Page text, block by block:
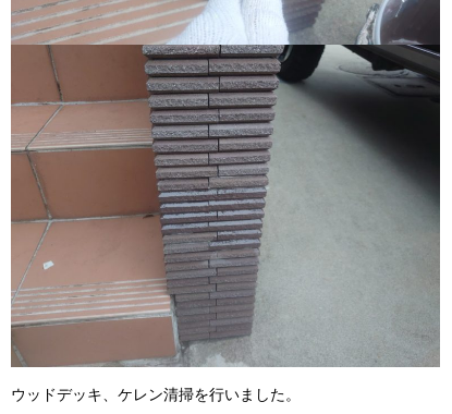
ウッドデッキ、ケレン清掃を行いました。